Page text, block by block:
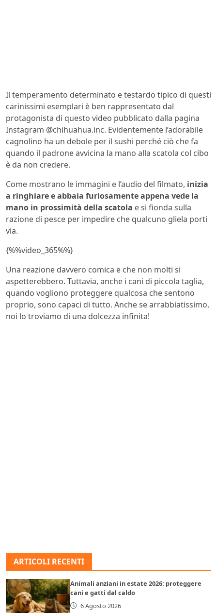
Il temperamento determinato e testardo tipico di questi
carinissimi esemplari è ben rappresentato dal
protagonista di questo video pubblicato dalla pagina
Instagram @chihuahua.inc. Evidentemente l’adorabile
cagnolino ha un debole per il sushi perché ciò che fa
quando il padrone avvicina la mano alla scatola col cibo
è da non credere.
Come mostrano le immagini e l’audio del filmato, inizia
a ringhiare e abbaia furiosamente appena vede la
mano in prossimità della scatola e si fionda sulla
razione di pesce per impedire che qualcuno gliela porti
via.
{%%video_365%%}
Una reazione davvero comica e che non molti si
aspetterebbero. Tuttavia, anche i cani di piccola taglia,
quando vogliono proteggere qualcosa che sentono
proprio, sono capaci di tutto. Anche se arrabbiatissimo,
noi lo troviamo di una dolcezza infinita!
ARTICOLI RECENTI
Animali anziani in estate 2026: proteggere
cani e gatti dal caldo
6 Agosto 2026